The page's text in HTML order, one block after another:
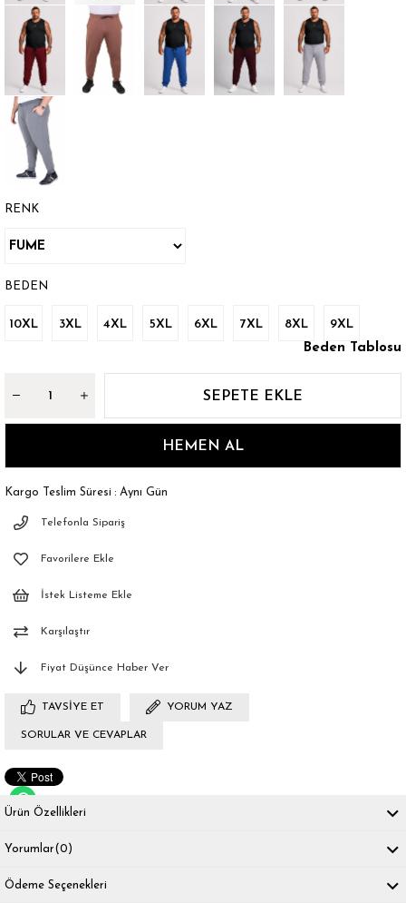
RENK
BEDEN
10XL 3XL 4XL 5XL 6XL 7XL 8XL
9XL
Beden Tablosu
Kargo Teslim Süresi : Aynı Gün
Telefonla Sipariş
Favorilere Ekle
İstek Listeme Ekle
Karşılaştır
Fiyat Düşünce Haber Ver
TAVSIYE ET YORUM YAZ
SORULAR VE CEVAPLAR
Ürün Özellikleri
Yorumlar(0)
Ödeme Seçenekleri